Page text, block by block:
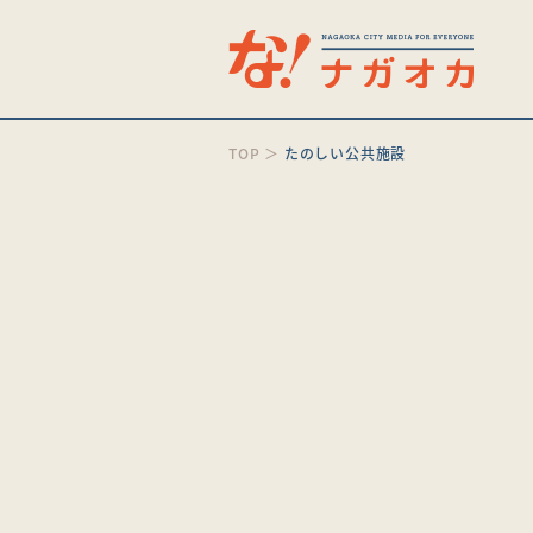
TOP ＞ たのしい公共施設